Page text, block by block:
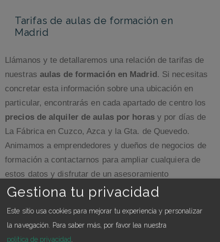
Tarifas de aulas de formación en
Madrid
Llámanos y te detallaremos una relación de tarifas de
nuestras aulas de formación en Madrid . Si necesitas
concretar esta información sobre una ubicación en
particular, encontrarás en cada apartado de centro los
precios de alquiler de aulas por horasy por días de
La Fábrica en Cuzco, Azca y la Gta. de Quevedo.
Animamos a emprendedores y dueños de negocios de
formación a contactarnos para ampliar cualquiera de
estos datos y disfrutar de un asesoramiento
personalizado sin compromiso.
Nuestras aulas de formación,
disponibles los 365 días del año
Gestiona tu privacidad
Este sitio usa cookies para mejorar tu experiencia y personalizar
la navegación. Para saber más, por favor lea nuestra
política de privacidad.